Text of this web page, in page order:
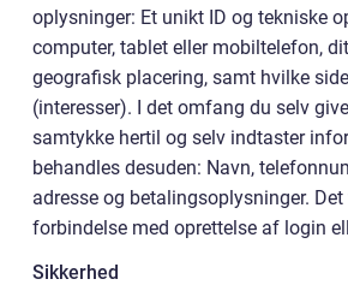
oplysninger: Et unikt ID og tekniske
computer, tablet eller mobiltelefon,
geografisk placering, samt hvilke
(interesser). I det omfang du selv
samtykke hertil og selv indtaster
behandles desuden: Navn,
adresse og betalingsoplysninger.
forbindelse med oprettelse af login
Sikkerhed